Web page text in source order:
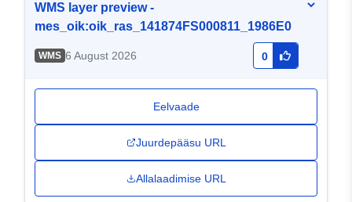
WMS layer preview -
mes_oik:oik_ras_141874FS000811_1986E0
WMS 6 August 2026 0
Eelvaade
Juurdepääsu URL
Allalaadimise URL